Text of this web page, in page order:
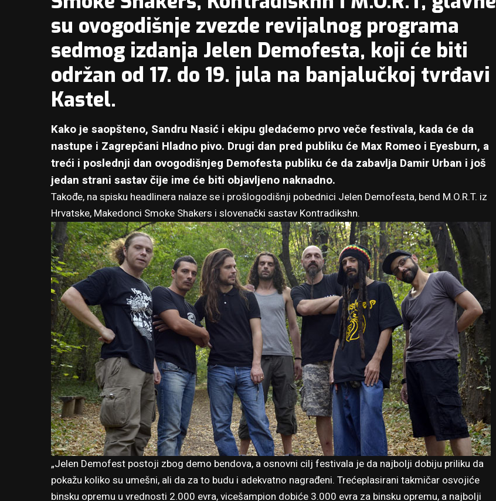
su ovogodišnje zvezde revijalnog programa
sedmog izdanja Jelen Demofesta, koji će biti
održan od 17. do 19. jula na banjalučkoj tvrđavi
Kastel.
Kako je saopšteno, Sandru Nasić i ekipu gledaćemo prvo veče festivala, kada će da
nastupe i Zagrepčani Hladno pivo. Drugi dan pred publiku će Max Romeo i Eyesburn, a
treći i poslednji dan ovogodišnjeg Demofesta publiku će da zabavlja Damir Urban i još
jedan strani sastav čije ime će biti objavljeno naknadno.
Takođe, na spisku headlinera nalaze se i prošlogodišnji pobednici Jelen Demofesta, bend M.O.R.T. iz
Hrvatske, Makedonci Smoke Shakers i slovenački sastav Kontradikshn.
„Jelen Demofest postoji zbog demo bendova, a osnovni cilj festivala je da najbolji dobiju priliku da
pokažu koliko su umešni, ali da za to budu i adekvatno nagrađeni. Trećeplasirani takmičar osvojiće
binsku opremu u vrednosti 2.000 evra, vicešampion dobiće 3.000 evra za binsku opremu, a najbolji